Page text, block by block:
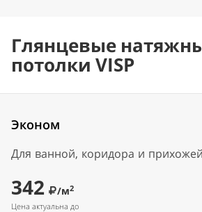
Глянцевые
потолки VISP
Эконом
Для ванной, коридора и прихожей
342 /м2
Цена актуальна до